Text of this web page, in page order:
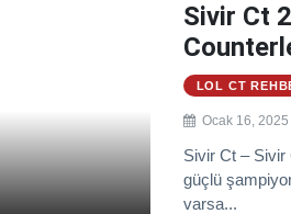
Sivir Ct
LOL CT
Ocak 16, 2025
Sivir Ct – Sivir
güçlü
varsa...